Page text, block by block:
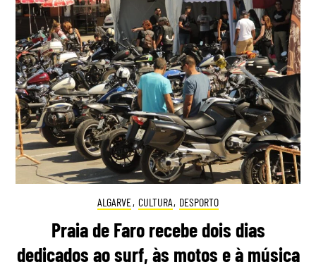
ALGARVE, CULTURA, DESPORTO
Praia de Faro recebe dois dias
dedicados ao surf, às motos e à música